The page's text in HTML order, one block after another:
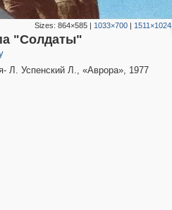
Sizes: 864×585| 1033×700| 1511×1024
"Солдаты"
Л. Успенский Л., «Аврора», 1977